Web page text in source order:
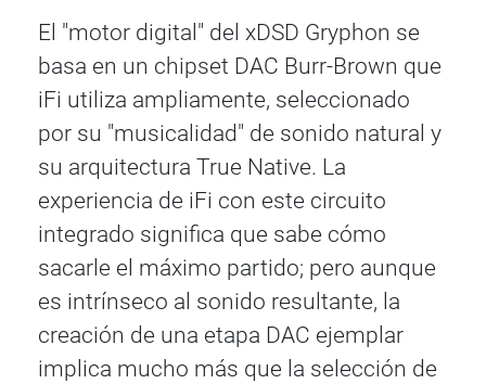
El "motor digital" del xDSD Gryphon se
basa en un chipset DAC Burr-Brown que
iFi utiliza ampliamente, seleccionado
por su "musicalidad" de sonido natural y
su arquitectura True Native. La
experiencia de iFi con este circuito
integrado significa que sabe cómo
sacarle el máximo partido; pero aunque
es intrínseco al sonido resultante, la
creación de una etapa DAC ejemplar
implica mucho más que la selección de